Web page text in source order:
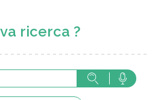
ricerca ?